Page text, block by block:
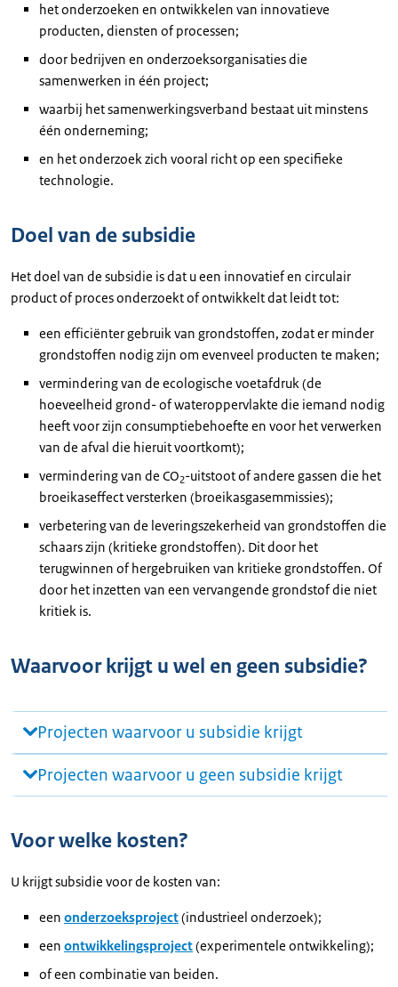
het onderzoeken en ontwikkelen van innovatieve
producten, diensten of processen;
door bedrijven en onderzoeksorganisaties die
samenwerken in één project;
waarbij het samenwerkingsverband bestaat uit minstens
één onderneming;
en het onderzoek zich vooral richt op een specifieke
technologie.
Doel van de subsidie
Het doel van de subsidie is dat u een innovatief en circulair
product of proces onderzoekt of ontwikkelt dat leidt tot:
een efficiënter gebruik van grondstoffen, zodat er minder
grondstoffen nodig zijn om evenveel producten te maken;
vermindering van de ecologische voetafdruk (de
hoeveelheid grond- of wateroppervlakte die iemand nodig
heeft voor zijn consumptiebehoefte en voor het verwerken
van de afval die hieruit voortkomt);
vermindering van de CO2-uitstoot of andere gassen die het
broeikaseffect versterken (broeikasgasemmissies);
verbetering van de leveringszekerheid van grondstoffen die
schaars zijn (kritieke grondstoffen). Dit door het
terugwinnen of hergebruiken van kritieke grondstoffen. Of
door het inzetten van een vervangende grondstof die niet
kritiek is.
Waarvoor krijgt u wel en geen subsidie?
Projecten waarvoor u subsidie krijgt
Projecten waarvoor u geen subsidie krijgt
Voor welke kosten?
U krijgt subsidie voor de kosten van:
een onderzoeksproject(industrieel onderzoek);
een ontwikkelingsproject(experimentele ontwikkeling);
of een combinatie van beiden.